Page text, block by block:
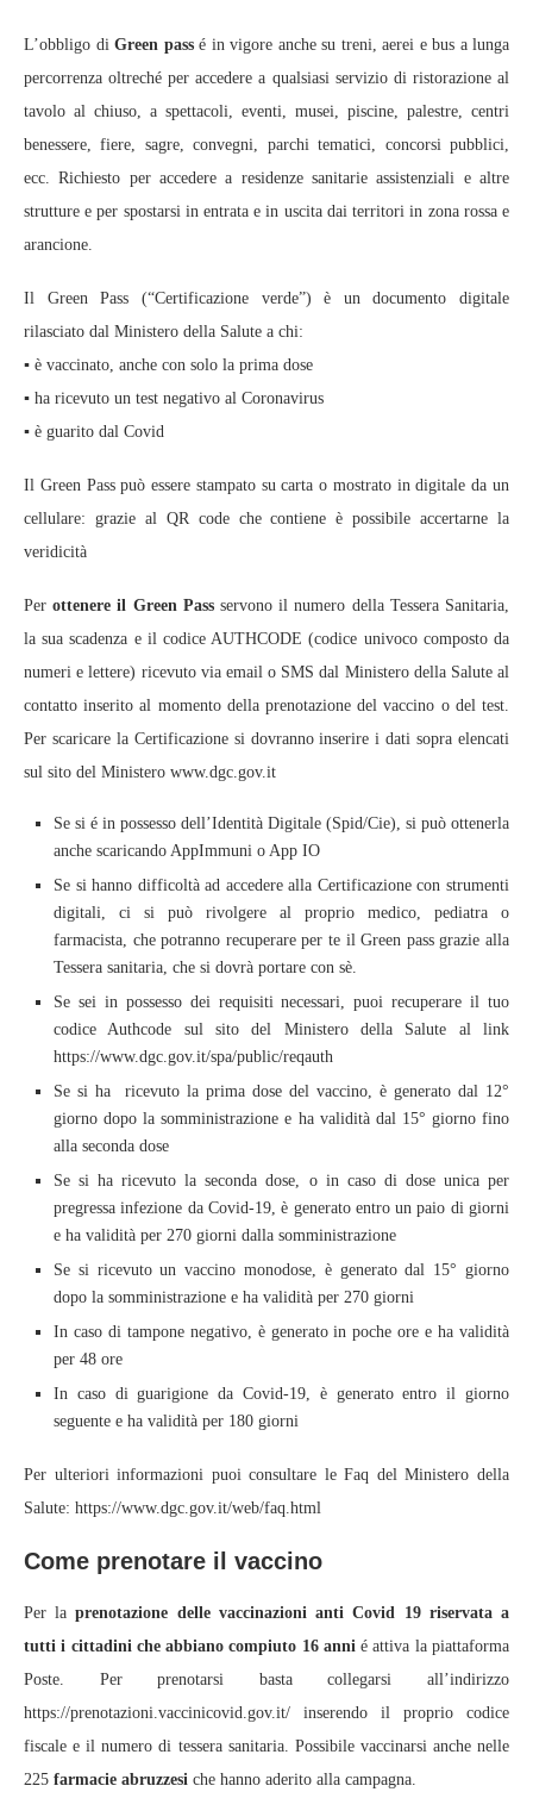
L’obbligo di Green passé in vigore anche su treni, aerei e bus a lunga
percorrenza oltreché per accedere a qualsiasi servizio di ristorazione al
tavolo al chiuso, a spettacoli, eventi, musei, piscine, palestre, centri
benessere, fiere, sagre, convegni, parchi tematici, concorsi pubblici,
ecc. Richiesto per accedere a residenze sanitarie assistenziali e altre
strutture e per spostarsi in entrata e in uscita dai territori in zona rossa e
arancione.
Il Green Pass (“Certificazione verde”) è un documento digitale
rilasciato dal Ministero della Salute a chi:
▪️ è vaccinato, anche con solo la prima dose
▪️ ha ricevuto un test negativo al Coronavirus
▪️ è guarito dal Covid
Il Green Pass può essere stampato su carta o mostrato in digitale da un
cellulare: grazie al QR code che contiene è possibile accertarne la
veridicità
Perottenere il Green Passservono il numero della Tessera Sanitaria,
la sua scadenza e il codice AUTHCODE (codice univoco composto da
numeri e lettere) ricevuto via email o SMS dal Ministero della Salute al
contatto inserito al momento della prenotazione del vaccino o del test.
Per scaricare la Certificazione si dovranno inserire i dati sopra elencati
sul sito del Ministero www.dgc.gov.it
Se si é in possesso dell’Identità Digitale (Spid/Cie), si può ottenerla
anche scaricando AppImmuni o App IO
Se si hanno difficoltà ad accedere alla Certificazione con strumenti
digitali, ci si può rivolgere al proprio medico, pediatra o
farmacista, che potranno recuperare per te il Green pass grazie alla
Tessera sanitaria, che si dovrà portare con sè.
Se sei in possesso dei requisiti necessari, puoi recuperare il tuo
codice Authcode sul sito del Ministero della Salute al link
https://www.dgc.gov.it/spa/public/reqauth
Se si ha ricevuto la prima dose del vaccino, è generato dal 12°
giorno dopo la somministrazione e ha validità dal 15° giorno fino
alla seconda dose
Se si ha ricevuto la seconda dose, o in caso di dose unica per
pregressa infezione da Covid-19, è generato entro un paio di giorni
e ha validità per 270 giorni dalla somministrazione
Se si ricevuto un vaccino monodose, è generato dal 15° giorno
dopo la somministrazione e ha validità per 270 giorni
In caso di tampone negativo, è generato in poche ore e ha validità
per 48 ore
In caso di guarigione da Covid-19, è generato entro il giorno
seguente e ha validità per 180 giorni
Per ulteriori informazioni puoi consultare le Faq del Ministero della
Salute: https://www.dgc.gov.it/web/faq.html
Come prenotare il vaccino
Per laprenotazione delle vaccinazioni anti Covid 19 riservata a
tutti i cittadini che abbiano compiuto 16 annié attiva la piattaforma
Poste. Per prenotarsi basta collegarsi all’indirizzo
https://prenotazioni.vaccinicovid.gov.it/ inserendo il proprio codice
fiscale e il numero di tessera sanitaria. Possibile vaccinarsi anche nelle
225 farmacie abruzzesi che hanno aderito alla campagna.